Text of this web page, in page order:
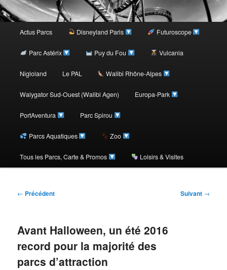
Menu
Aller
contenu
Actus Parcs Disneyland Paris Futuroscope
Parc Astérix Puy du Fou Vulcania
Nigloland Le PAL Walibi Rhône-Alpes
Walygator Sud-Ouest (Walibi Agen) Europa-Park
PortAventura Parc Spirou
Parcs Aquatiques Zoo
Tous les Parcs, Carte & Promos Loisirs & Visites
Navigation
← Précédent Suivant →
Avant Halloween, un été 2016
record pour la majorité des
parcs d’attraction